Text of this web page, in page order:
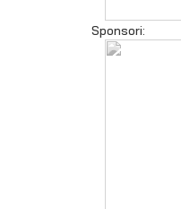
Sponsori: